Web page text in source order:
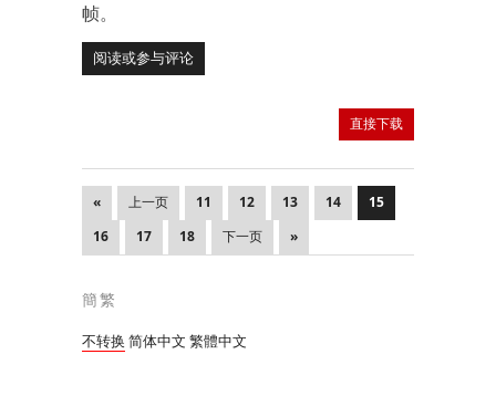
帧。
阅读或参与评论
直接下载
« 上一页 11 12 13 14
15
16
17 18 下一页 »
簡繁
不转换 简体中文 繁體中文